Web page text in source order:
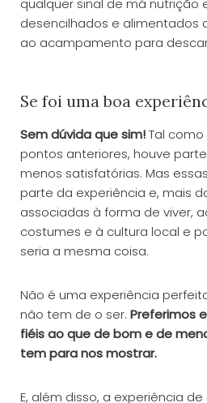
qualquer sinal de má nutrição
desencilhados e alimentados
ao acampamento para
Se foi uma boa
Sem dúvida que sim!Tal
pontos anteriores, houve
menos satisfatórias. Mas
parte da experiência e, mais
associadas à forma de viver,
costumes e à cultura local e
seria a mesma coisa.
Não é uma experiência
não tem de o ser. Preferimos
fiéis ao que de bom e de
tem para nos mostrar.
E, além disso, a experiência